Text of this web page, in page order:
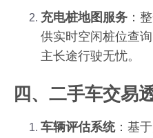
充电桩地图服务 ：
供实时空闲桩位查
主长途行驶无忧。
四、二手车交易
车辆评估系统：基